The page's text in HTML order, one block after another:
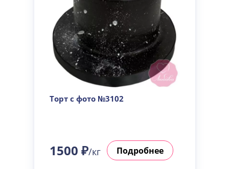
Торт с фото №3102
1500 ₽/кг Подробнее